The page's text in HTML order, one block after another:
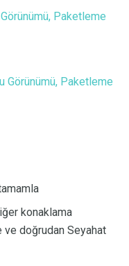
Paketleme
Görünümü, Paketleme
konaklama
doğrudan Seyahat